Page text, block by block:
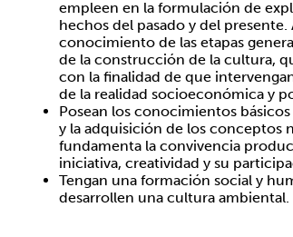
empleen en la formulación de
hechos del pasado y del
conocimiento de las etapas
de la construcción de la cultura,
con la finalidad de que
de la realidad socioeconómica y
Posean los conocimientos
y la adquisición de los conceptos
fundamenta la convivencia
iniciativa, creatividad y su
Tengan una formación social y
desarrollen una cultura ambiental.